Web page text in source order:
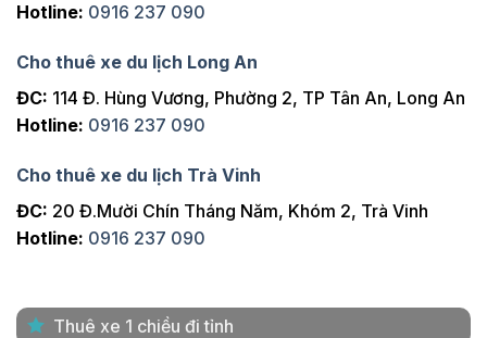
Hotline: 0916 237 090
Cho thuê xe du lịch Long An
ĐC: 114 Đ. Hùng Vương, Phường 2, TP Tân An, Long An
Hotline: 0916 237 090
Cho thuê xe du lịch Trà Vinh
ĐC: 20 Đ.Mười Chín Tháng Năm, Khóm 2, Trà Vinh
Hotline: 0916 237 090
Thuê xe 1 chiều đi tỉnh